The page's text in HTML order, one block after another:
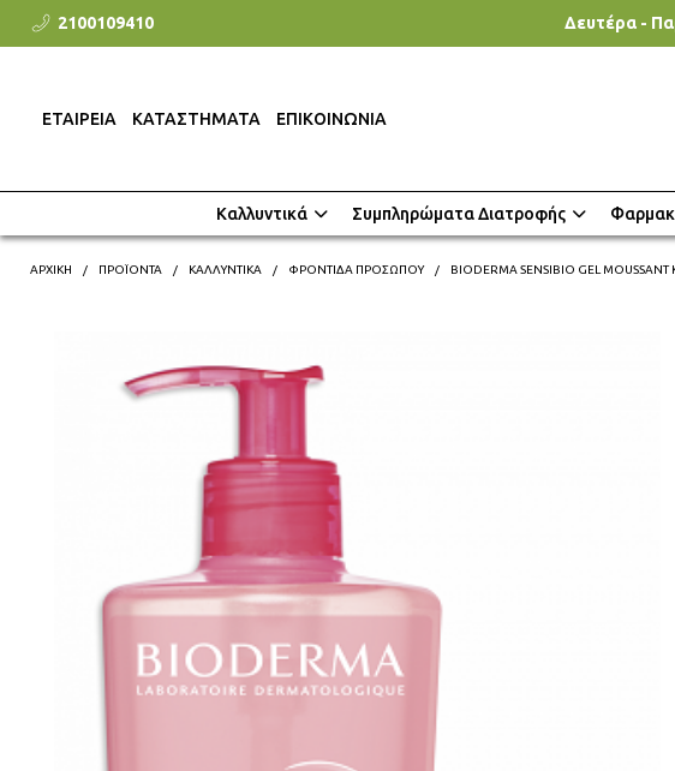
2100109410 Δευτέρα -
ΕΤΑΙΡΕΙΑ ΚΑΤΑΣΤΗΜΑΤΑ ΕΠΙΚΟΙΝΩΝΙΑ
Καλλυντικά Συμπληρώματα Διατροφής
ΑΡΧΙΚΗ ΠΡΟΪΌΝΤΑ ΚΑΛΛΥΝΤΙΚΆ ΦΡΟΝΤΊΔΑ ΠΡΟΣΏΠΟΥ BIODERMA SENSIBIO GEL